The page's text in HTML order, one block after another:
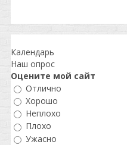
Календарь
Наш опрос
Оцените мой сайт
Отлично
Хорошо
Неплохо
Плохо
Ужасно